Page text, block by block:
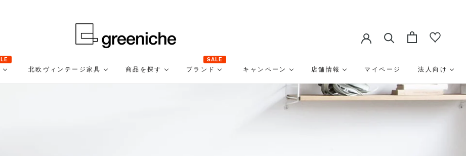
北欧ヴィンテージ家具
商品を探す ブランド
SALE
キャンペーン
店舗情報 マイページ 法人向け